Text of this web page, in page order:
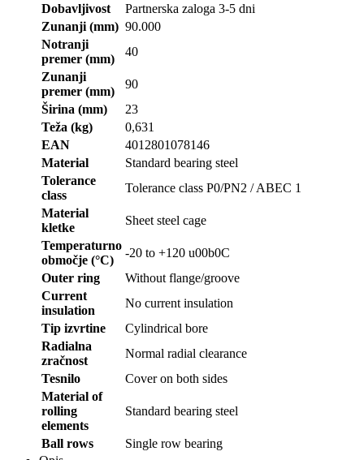
Dobavljivost
Partnerska zaloga 3-5 dni
Zunanji (mm) 90.000
Notranji
premer (mm)
40
Zunanji
premer (mm)
90
Širina (mm)
23
Teža (kg)
0,631
EAN
4012801078146
Material
Standard bearing steel
Tolerance
class
Tolerance class P0/PN2 / ABEC 1
Material
kletke
Sheet steel cage
Temperaturno
območje (°C)
-20 to +120 u00b0C
Outer ring
Without flange/groove
Current
insulation
No current insulation
Tip izvrtine
Cylindrical bore
Radialna
zračnost
Normal radial clearance
Tesnilo
Cover on both sides
Material of
rolling
elements
Standard bearing steel
Ball rows
Single row bearing